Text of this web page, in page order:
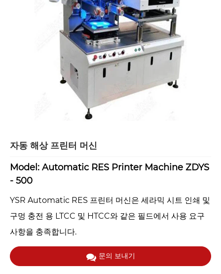
자동 해상 프린터 머신
Model: Automatic RES Printer Machine ZDYS
- 500
YSR Automatic RES 프린터 머신은 세라믹 시트 인쇄 및
구멍 충전 용 LTCC 및 HTCC와 같은 필드에서 사용 요구
사항을 충족합니다.
문의 보내기